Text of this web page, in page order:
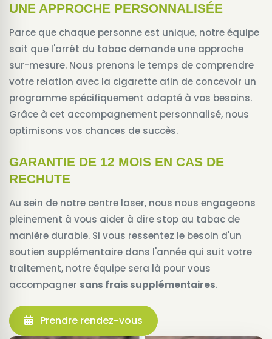
UNE APPROCHE PERSONNALISÉE
Parce que chaque personne est unique, notre équipe
sait que l'arrêt du tabac demande une approche
sur-mesure. Nous prenons le temps de comprendre
votre relation avec la cigarette afin de concevoir un
programme spécifiquement adapté à vos besoins.
Grâce à cet accompagnement personnalisé, nous
optimisons vos chances de succès.
GARANTIE DE 12 MOIS EN CAS DE
RECHUTE
Au sein de notre centre laser, nous nous engageons
pleinement à vous aider à dire stop au tabac de
manière durable. Si vous ressentez le besoin d'un
soutien supplémentaire dans l'année qui suit votre
traitement, notre équipe sera là pour vous
accompagner sans frais supplémentaires.
Prendre rendez-vous